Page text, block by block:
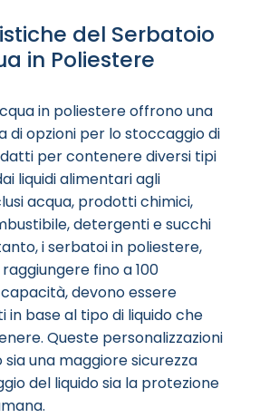
del Serbatoio
in Poliestere
in poliestere offrono una
di opzioni per lo stoccaggio di
per contenere diversi tipi
liquidi alimentari agli
acqua, prodotti chimici,
detergenti e succhi
i serbatoi in poliestere,
fino a 100
devono essere
in base al tipo di liquido che
Queste personalizzazioni
una maggiore sicurezza
del liquido sia la protezione